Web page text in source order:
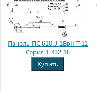
Панель ПС 610.9-1ВрII-Т-11
Серия 1.432-15
Купить